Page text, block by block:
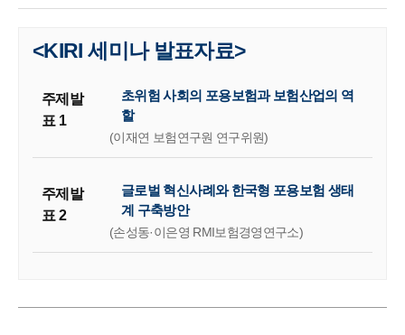
<KIRI 세미나 발표자료>
주제발
표 1
초위험 사회의 포용보험과 보험산업의 역
할
(이재연 보험연구원 연구위원)
주제발
표 2
글로벌 혁신사례와 한국형 포용보험 생태
계 구축방안
(손성동·이은영 RMI보험경영연구소)